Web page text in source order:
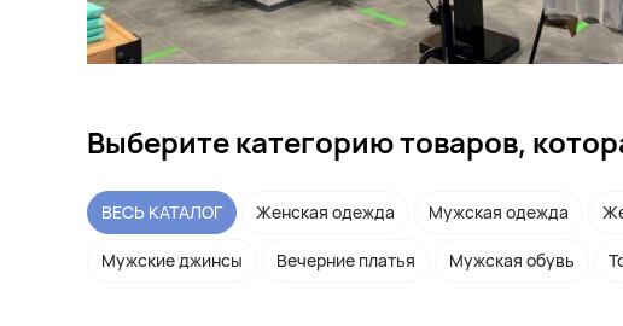
Выберите категорию товаров,
ВЕСЬ КАТАЛОГ Женская одежда Мужская одежда
Мужские джинсы Вечерние платья Мужская обувь